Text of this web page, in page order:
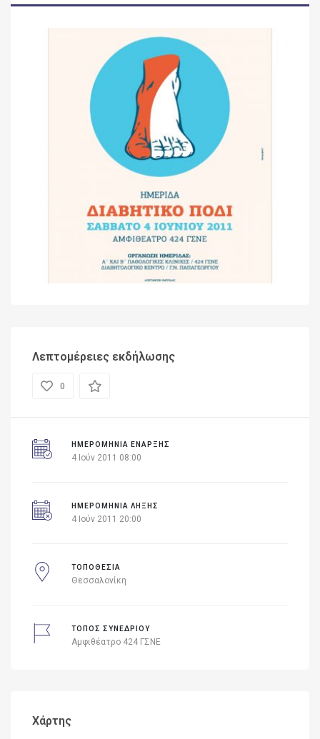
Λεπτομέρειες εκδήλωσης
0
ΗΜΕΡΟΜΗΝΊΑ ΈΝΑΡΞΗΣ
4 Ιούν 2011 08:00
ΗΜΕΡΟΜΗΝΙΑ ΛΗΞΗΣ
4 Ιούν 2011 20:00
ΤΟΠΟΘΕΣΙΑ
Θεσσαλονίκη
ΤΟΠΟΣ ΣΥΝΕΔΡΙΟΥ
Αμφιθέατρο 424 ΓΣΝΕ
Χάρτης